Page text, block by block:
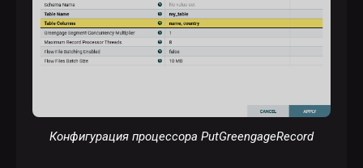
Конфигурация процессора PutGreengageRecord